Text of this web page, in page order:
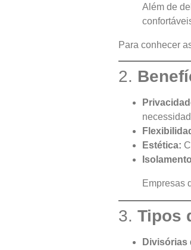
Além de
Para conhecer
2.
Estética:
Empresas
3. Tipos
Divisórias